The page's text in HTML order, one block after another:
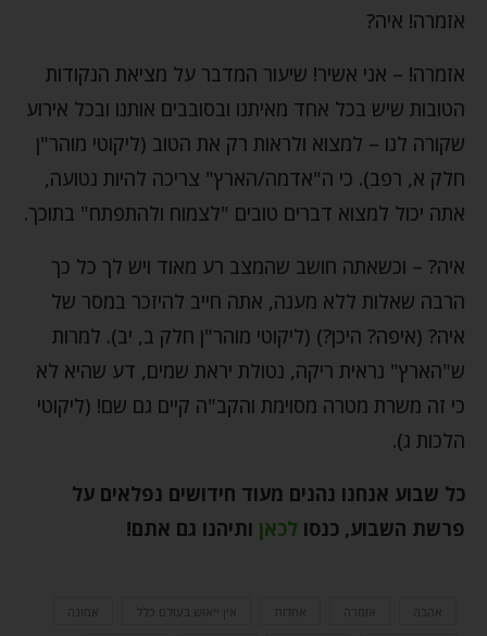
אזמרה! איה?
אזמרה! – אני אשיר! שיעור המדבר על מציאת הנקודות
הטובות שיש בכל אחד מאיתנו ובסובבים אותנו ובכל אירוע
שקורה לנו – למצוא ולראות רק את הטוב (ליקוטי מוהר"ן
חלק א, רפב). כי ה"אדמה/הארץ" צריכה להיות נטועה,
אתה יכול למצוא דברים טובים "לצמוח ולהתפתח" בתוכך.
איה? – וכשאתה חושב שהמצב רע מאוד ויש לך כל כך
הרבה שאלות ללא מענה, אתה חייב להיזכר במסר של
איה? (איפה? היכן?) (ליקוטי מוהר"ן חלק ב, יב). למרות
ש"הארץ" נראית ריקה, נטולת יראת שמים, דע שהיא לא
כי זה משרת מטרה מסוימת והקב"ה קיים גם שם! (ליקוטי
הלכות ג).
כל שבוע אנחנו נהנים מעוד חידושים נפלאים על
פרשת השבוע, כנסו לכאן ותיהנו גם אתם!
אזמרה אחדות אין ייאוש בעולם כלל אמונה